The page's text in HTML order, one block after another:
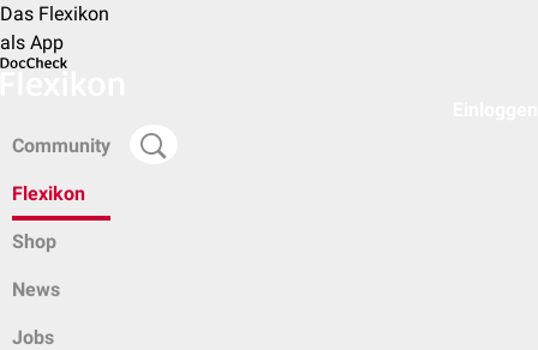
Das Flexikon
als App
Community
Flexikon
Shop
News
Jobs